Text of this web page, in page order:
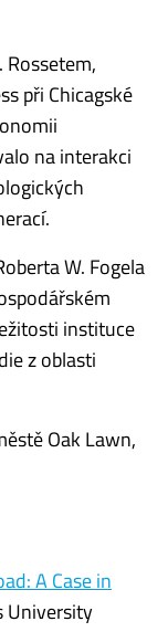
Rossetem,
při Chicagské
na interakci
W. Fogela
instituce
z oblasti
Oak Lawn,
A Case in
University